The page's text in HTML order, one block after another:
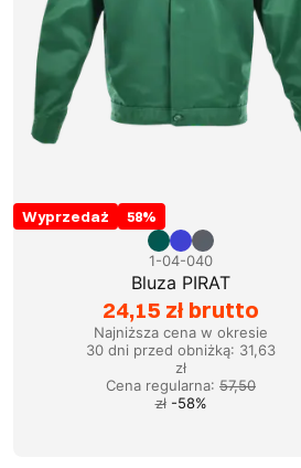
Wyprzedaż 58%
1-04-040
Bluza PIRAT
24,15 zł brutto
Najniższa cena w okresie
30 dni przed obniżką: 31,63
zł
Cena regularna: 57,50
zł -58%